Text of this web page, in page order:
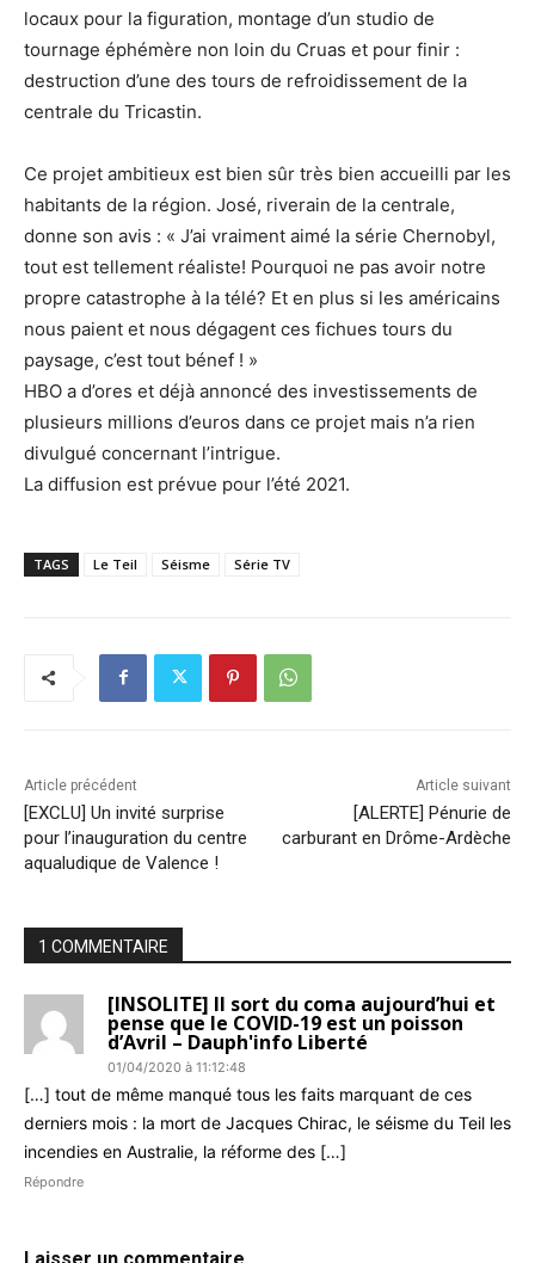
locaux pour la figuration, montage d’un studio de
tournage éphémère non loin du Cruas et pour finir :
destruction d’une des tours de refroidissement de la
centrale du Tricastin.
Ce projet ambitieux est bien sûr très bien accueilli par les
habitants de la région. José, riverain de la centrale,
donne son avis : « J’ai vraiment aimé la série Chernobyl,
tout est tellement réaliste! Pourquoi ne pas avoir notre
propre catastrophe à la télé? Et en plus si les américains
nous paient et nous dégagent ces fichues tours du
paysage, c’est tout bénef ! »
HBO a d’ores et déjà annoncé des investissements de
plusieurs millions d’euros dans ce projet mais n’a rien
divulgué concernant l’intrigue.
La diffusion est prévue pour l’été 2021.
TAGS Le Teil Séisme Série TV
Article précédent
[EXCLU] Un invité surprise
pour l’inauguration du centre
aqualudique de Valence !
Article suivant
[ALERTE] Pénurie de
carburant en Drôme-Ardèche
1 COMMENTAIRE
[INSOLITE] Il sort du coma aujourd’hui et
pense que le COVID-19 est un poisson
d’Avril – Dauph'info Liberté
01/04/2020 à 11:12:48
[…] tout de même manqué tous les faits marquant de ces
derniers mois : la mort de Jacques Chirac, le séisme du Teil les
incendies en Australie, la réforme des […]
Répondre